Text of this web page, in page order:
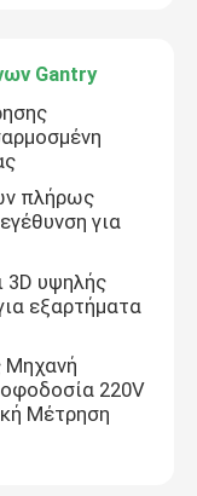
Gantry
πλήρως
για
3D υψηλής
εξαρτήματα
Μηχανή
220V
Μέτρηση